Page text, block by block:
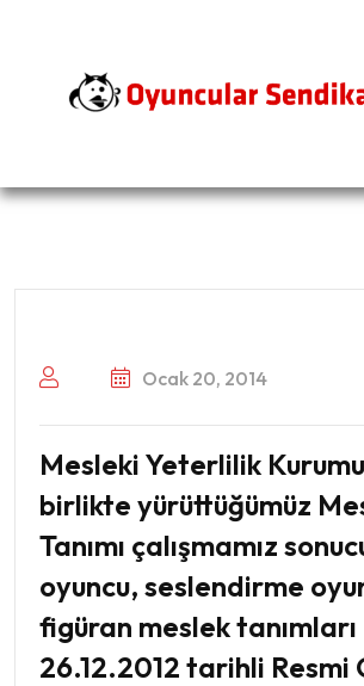
Ocak 20, 2014
Mesleki Yeterlilik
birlikte yürüttüğümüz
Tanımı çalışmamız
oyuncu, seslendirme
figüran meslek tanımları
26.12.2012 tarihli